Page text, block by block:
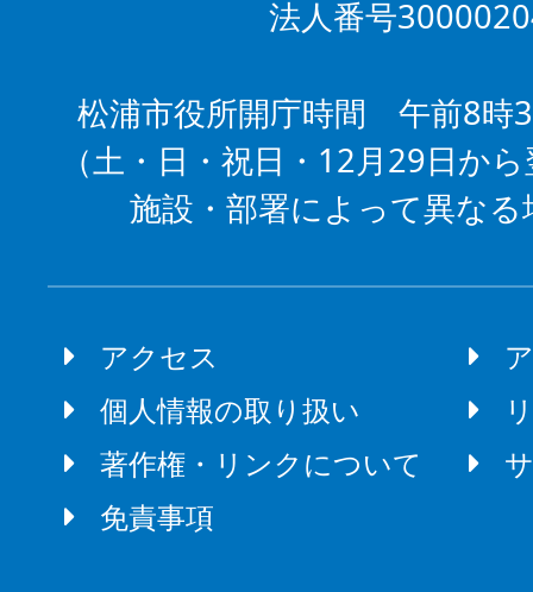
法人番号
松浦市役所開庁時間 午前8時
（土・日・祝日・12月29日か
施設・部署によって異な
アクセス
個人情報の取り扱い
著作権・リンクについて
免責事項